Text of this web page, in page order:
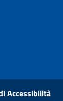
Accessibilità